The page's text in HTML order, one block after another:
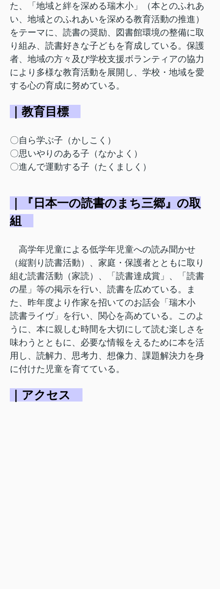
た、「地域と絆を深める瑞木小」（本とのふれあ
い、地域とのふれあいを深める教育活動の推進）
をテーマに、読書の奨励、図書館環境の整備に取
り組み、読書好きな子どもを育成している。保護
者、地域の方々及び学校支援ボランティアの協力
により多様な教育活動を展開し、学校・地域を愛
する心の育成に努めている。
｜教育目標
〇自ら学ぶ子（かしこく）
〇思いやりのある子（なかよく）
〇進んで運動する子（たくましく）
｜『日本一の読書のまち三郷』の取
組
高学年児童による低学年児童への読み聞かせ
（縦割り読書活動）、家庭・保護者とともに取り
組む読書活動（家読）、「読書達成賞」、「読書
の星」等の掲示を行い、読書を広めている。ま
た、昨年度より作家を招いてのお話会「瑞木小
読書ライヴ」を行い、関心を高めている。このよ
うに、本に親しむ時間を大切にして読む楽しさを
味わうとともに、必要な情報をえるために本を活
用し、読解力、思考力、想像力、課題解決力を身
に付けた児童を育てている。
｜アクセス